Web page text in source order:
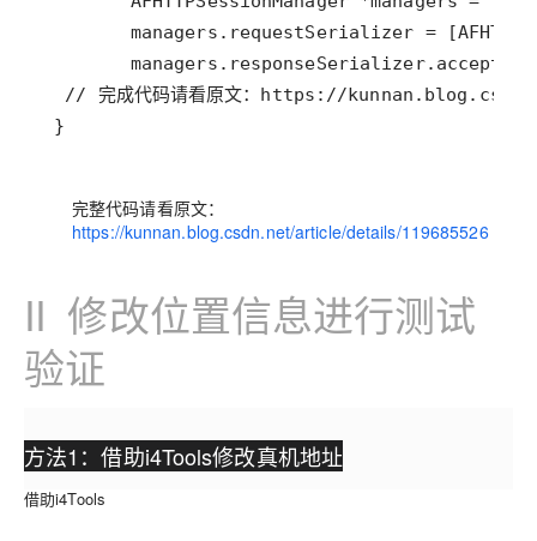
}
完整代码请看原文：
https://kunnan.blog.csdn.net/article/details/119685526
II 修改位置信息进行测试
验证
方法1：借助i4Tools修改真机地址
借助i4Tools